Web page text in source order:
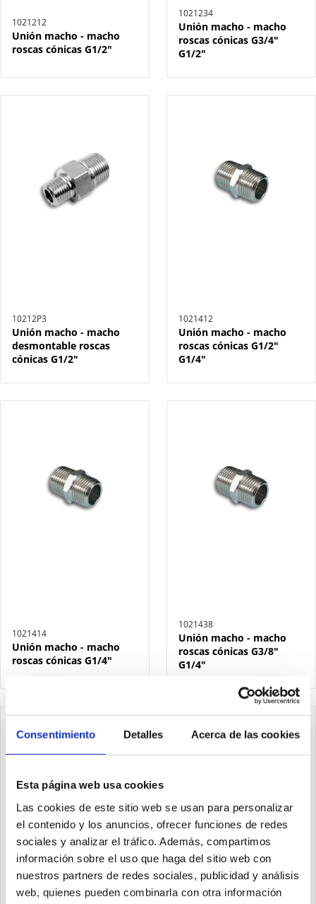
Consentimiento Detalles Acerca de las cookies
Esta página web usa cookies
Las cookies de este sitio web se usan para personalizar
el contenido y los anuncios, ofrecer funciones de redes
sociales y analizar el tráfico. Además, compartimos
información sobre el uso que haga del sitio web con
nuestros partners de redes sociales, publicidad y análisis
web, quienes pueden combinarla con otra información
1021212
Unión macho - macho
roscas cónicas G1/2"
1021234
Unión macho - macho
roscas cónicas G3/4"
G1/2"
10212P3
Unión macho - macho
desmontable roscas
cónicas G1/2"
1021412
Unión macho - macho
roscas cónicas G1/2"
G1/4"
1021414
Unión macho - macho
roscas cónicas G1/4"
1021438
Unión macho - macho
roscas cónicas G3/8"
G1/4"